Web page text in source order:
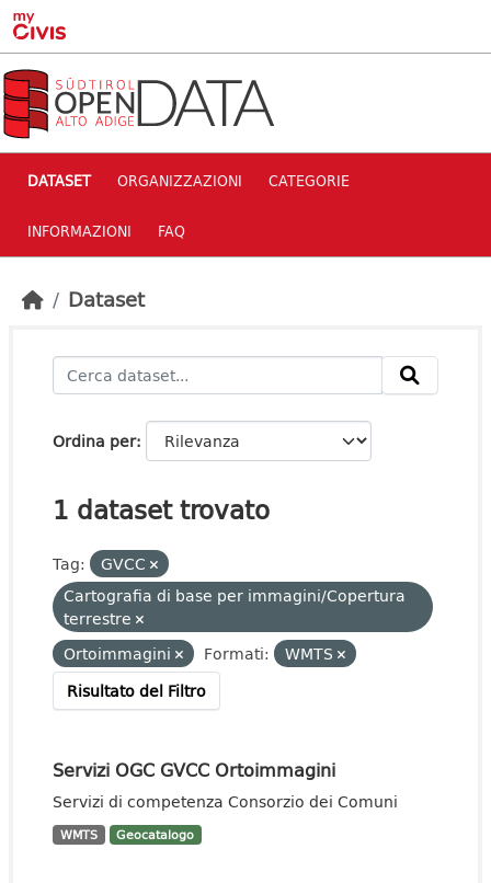
Skip to main content
DATASET ORGANIZZAZIONI CATEGORIE
INFORMAZIONI FAQ
Dataset
Ordina per
1 dataset trovato
Tag:
GVCC
Cartografia di base per immagini/Copertura
terrestre
Ortoimmagini
Formati:
WMTS
Risultato del Filtro
Servizi OGC GVCC Ortoimmagini
Servizi di competenza Consorzio dei Comuni
WMTS Geocatalogo